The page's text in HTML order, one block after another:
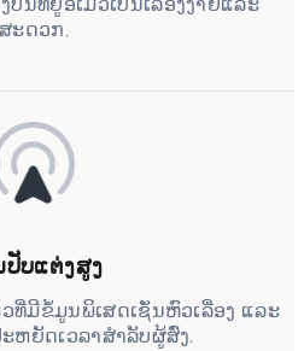
ສະດວກ.
ປັບແຕ່ງສູງ
ທີ່ມີຂໍ້ມູນພິເສດເຊັ່ນຫົວເລື່ອງ ແລະ
ຫຍັດເວລາສຳລັບຜູ້ສົ່ງ.